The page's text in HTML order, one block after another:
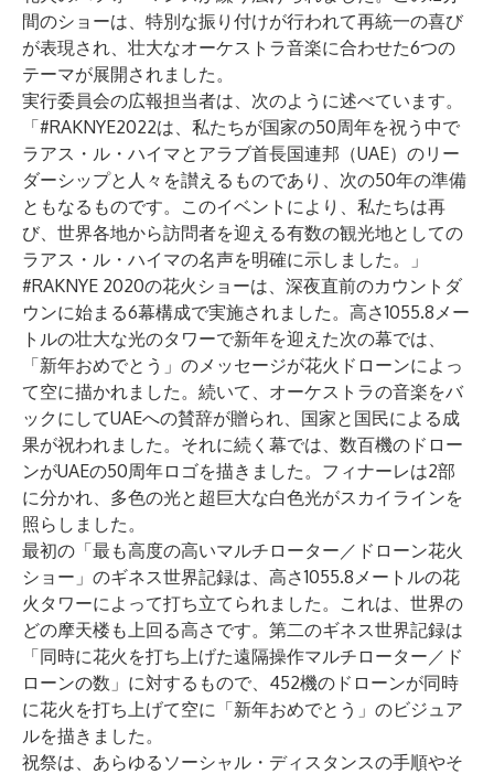
間のショーは、特別な振り付けが行われて再統一の喜び
が表現され、壮大なオーケストラ音楽に合わせた6つの
テーマが展開されました。
実行委員会の広報担当者は、次のように述べています。
「#RAKNYE2022は、私たちが国家の50周年を祝う中で
ラアス・ル・ハイマとアラブ首長国連邦（UAE）のリー
ダーシップと人々を讃えるものであり、次の50年の準備
ともなるものです。このイベントにより、私たちは再
び、世界各地から訪問者を迎える有数の観光地としての
ラアス・ル・ハイマの名声を明確に示しました。」
#RAKNYE 2020の花火ショーは、深夜直前のカウントダ
ウンに始まる6幕構成で実施されました。高さ1055.8メー
トルの壮大な光のタワーで新年を迎えた次の幕では、
「新年おめでとう」のメッセージが花火ドローンによっ
て空に描かれました。続いて、オーケストラの音楽をバ
ックにしてUAEへの賛辞が贈られ、国家と国民による成
果が祝われました。それに続く幕では、数百機のドロー
ンがUAEの50周年ロゴを描きました。フィナーレは2部
に分かれ、多色の光と超巨大な白色光がスカイラインを
照らしました。
最初の「最も高度の高いマルチローター／ドローン花火
ショー」のギネス世界記録は、高さ1055.8メートルの花
火タワーによって打ち立てられました。これは、世界の
どの摩天楼も上回る高さです。第二のギネス世界記録は
「同時に花火を打ち上げた遠隔操作マルチローター／ド
ローンの数」に対するもので、452機のドローンが同時
に花火を打ち上げて空に「新年おめでとう」のビジュア
ルを描きました。
祝祭は、あらゆるソーシャル・ディスタンスの手順やそ